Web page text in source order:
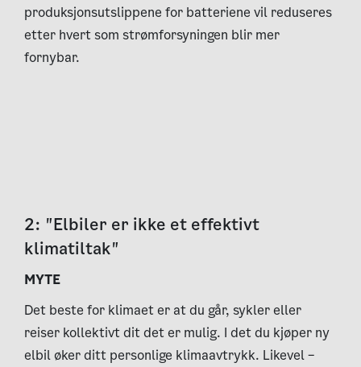
produksjonsutslippene for batteriene vil reduseres
etter hvert som strømforsyningen blir mer
fornybar.
2: "Elbiler er ikke et effektivt
klimatiltak"
MYTE
Det beste for klimaet er at du går, sykler eller
reiser kollektivt dit det er mulig. I det du kjøper ny
elbil øker ditt personlige klimaavtrykk. Likevel –